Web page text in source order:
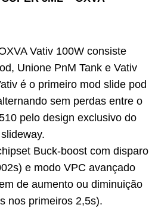
Vativ 100W consiste
Unione PnM Tank e Vativ
é o primeiro mod slide pod
sem perdas entre o
pelo design exclusivo do
slideway.
Buck-boost com disparo
e modo VPC avançado
de aumento ou diminuição
nos primeiros 2,5s).